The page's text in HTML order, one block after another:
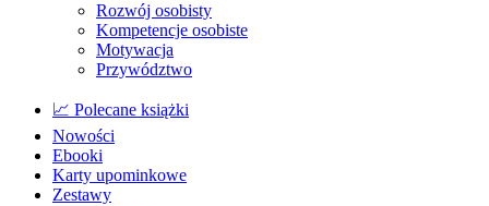
Rozwój osobisty
Kompetencje osobiste
Motywacja
Przywództwo
📈 Polecane książki
Nowości
Ebooki
Karty upominkowe
Zestawy